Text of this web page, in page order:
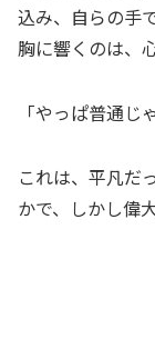
込み、自らの手
胸に響くのは、
「やっぱ普通じ
これは、平凡だ
かで、しかし偉